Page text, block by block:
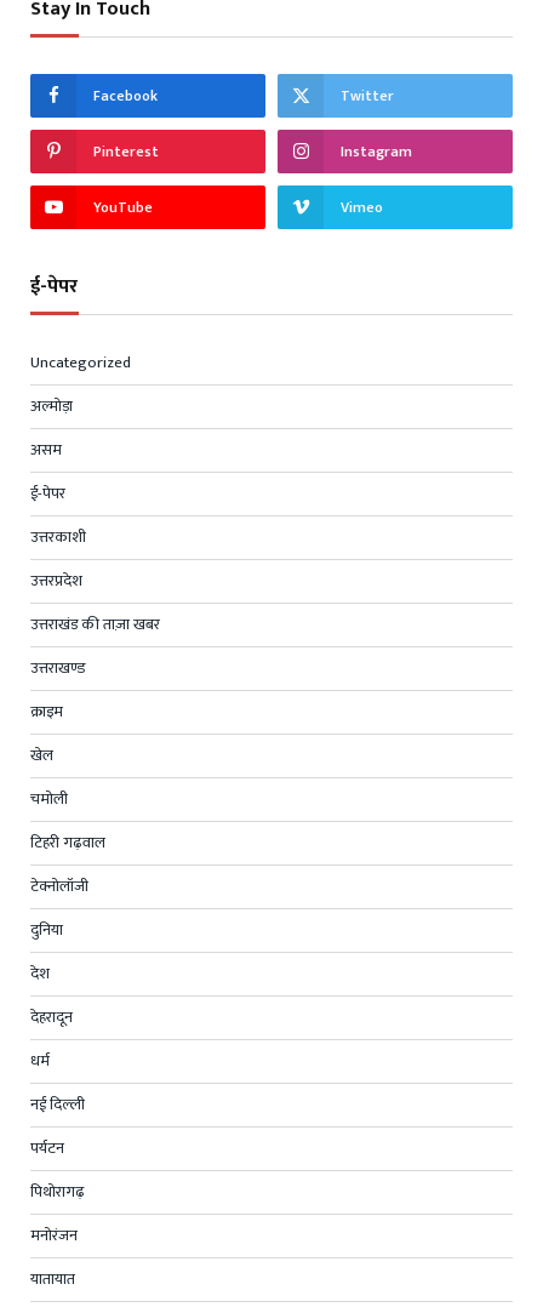
Stay In Touch
Facebook Twitter
Pinterest Instagram
YouTube Vimeo
ई-पेपर
Uncategorized
अल्मोड़ा
असम
ई-पेपर
उत्तरकाशी
उत्तरप्रदेश
उत्तराखंड की ताज़ा खबर
उत्तराखण्ड
क्राइम
खेल
चमोली
टिहरी गढ़वाल
टेक्नोलॉजी
दुनिया
देश
देहरादून
धर्म
नई दिल्ली
पर्यटन
पिथोरागढ़
मनोरंजन
यातायात